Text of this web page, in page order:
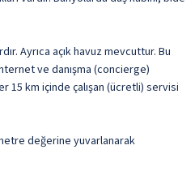
Ayrıca açık havuz mevcuttur. Bu
ve danışma (concierge)
15 km içinde çalışan (ücretli) servisi
değerine yuvarlanarak